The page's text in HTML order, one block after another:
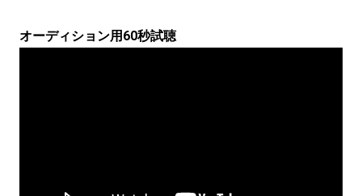
オーディション用60秒試聴